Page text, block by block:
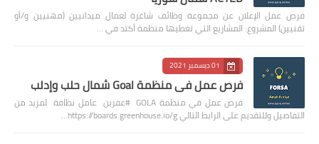
فرص عمل الإعلان عن مجموعة وظائف شاغرة لعمال ميدانيين (مهنيين و/أو
تقنيين) المشروع: المشاريع التي تغطيها منظمة أكتد في …
01 ديسمبر 2021
فرص عمل في منظمة Goal شمال حلب وإدلب
فرص عمل في منظمة GOLA #عفرين عامل نظافة لمزيد من
التفاصيل وللتقديم على الرابط التالي https://boards.greenhouse.io/g…